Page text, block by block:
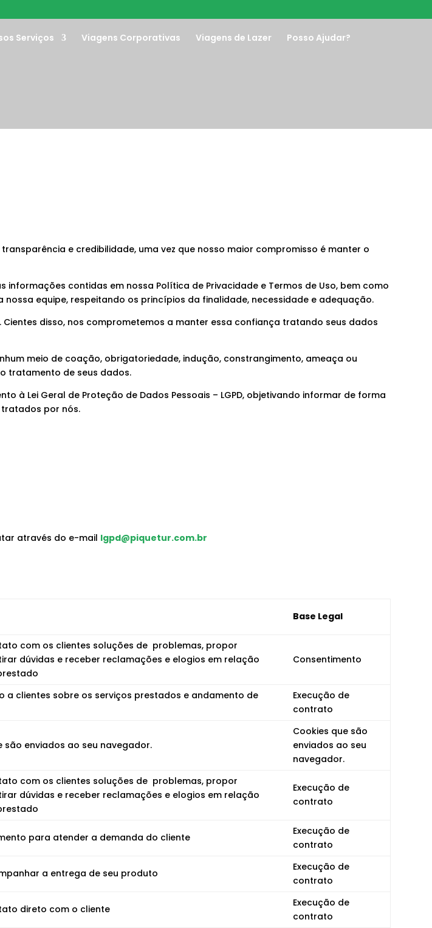
Serviços Viagens Corporativas Viagens de Lazer Posso Ajudar?
e credibilidade, uma vez que nosso maior compromisso é manter o
contidas em nossa Política de Privacidade e Termos de Uso, bem como
equipe, respeitando os princípios da finalidade, necessidade e adequação.
disso, nos comprometemos a manter essa confiança tratando seus dados
meio de coação, obrigatoriedade, indução, constrangimento, ameaça ou
tratamento de seus dados.
à Lei Geral de Proteção de Dados Pessoais – LGPD, objetivando informar de forma
por nós.
através do e-mail lgpd@piquetur.com.br
Base Legal
com os clientes soluções de problemas, propor
dúvidas e receber reclamações e elogios em relação
Consentimento
a clientes sobre os serviços prestados e andamento de
Execução de
contrato
são enviados ao seu navegador.
Cookies que são
enviados ao seu
navegador.
com os clientes soluções de problemas, propor
dúvidas e receber reclamações e elogios em relação
Execução de
contrato
para atender a demanda do cliente
Execução de
contrato
a entrega de seu produto
Execução de
contrato
direto com o cliente
Execução de
contrato